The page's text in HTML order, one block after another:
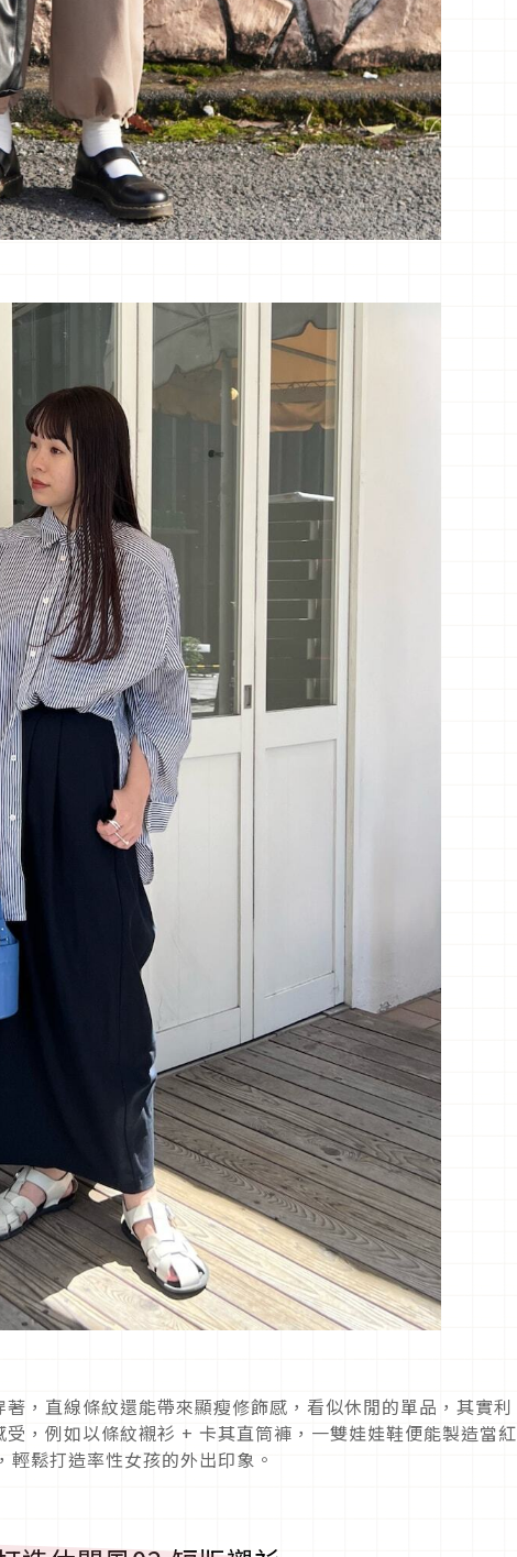
，直線條紋還能帶來顯瘦修飾感，看似休閒的單品，其實利
，例如以條紋襯衫 + 卡其直筒褲，一雙娃娃鞋便能製造當紅
輕鬆打造率性女孩的外出印象。